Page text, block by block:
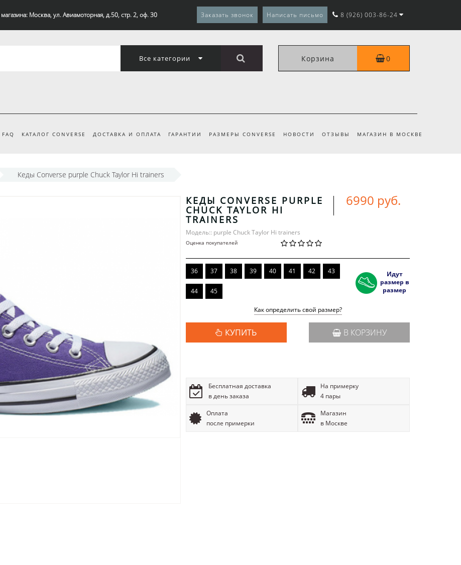
Москва, ул. Авиамоторная, д.50, стр. 2, оф. 30 Заказать звонок Написать письмо 8 (926) 003-86-24
Все категории Корзина 0
FAQ КАТАЛОГ CONVERSE ДОСТАВКА И ОПЛАТА ГАРАНТИИ РАЗМЕРЫ CONVERSE НОВОСТИ ОТЗЫВЫ МАГАЗИН В МОСКВЕ
Кеды Converse purple Chuck Taylor Hi trainers
КЕДЫ CONVERSE PURPLE
CHUCK TAYLOR HI
TRAINERS
Модель:: purple Chuck Taylor Hi trainers
Оценка покупателей
6990 руб.
36 37 38 39 40 41 42 43
44 45
Идут
размер в
размер
Как определить свой размер?
КУПИТЬ В КОРЗИНУ
Бесплатная доставка
в день заказа
На примерку
4 пары
Оплата
после примерки
Магазин
в Москве